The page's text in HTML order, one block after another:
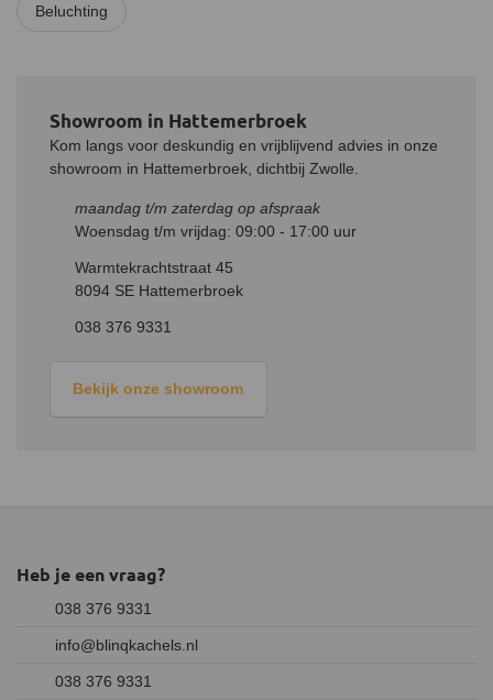
Bij installatie door je buitenmuur is het handig om een
in gaat.
Luchtklep
Ook kun je een luchtklep aanschaffen, deze is te bedienen met
een kabel. Installeer de luchtklep om de hoeveelheid lucht die
door de buis heen gaat gemakkelijk te regelen. De regelklep
op je kruipruimte, zo kan eventuele vochtige lucht uit je
kruipruimte tegen gehouden worden wanneer de kachel niet
gestookt wordt en voorkom je dat je kachel kan gaan roesten.
Beluchting
Showroom in Hattemerbroek
Kom langs voor deskundig en vrijblijvend advies in onze
showroom in Hattemerbroek, dichtbij Zwolle.
maandag t/m zaterdag op afspraak
Woensdag t/m vrijdag: 09:00 - 17:00 uur
Warmtekrachtstraat 45
8094 SE Hattemerbroek
038 376 9331
Bekijk onze showroom
Heb je een vraag?
038 376 9331
info@blinqkachels.nl
038 376 9331